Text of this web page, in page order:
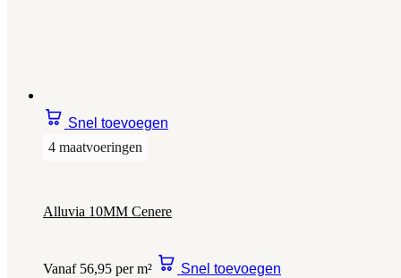
Snel toevoegen
4 maatvoeringen
Alluvia 10MM Cenere
Vanaf 56,95 per m² Snel toevoegen